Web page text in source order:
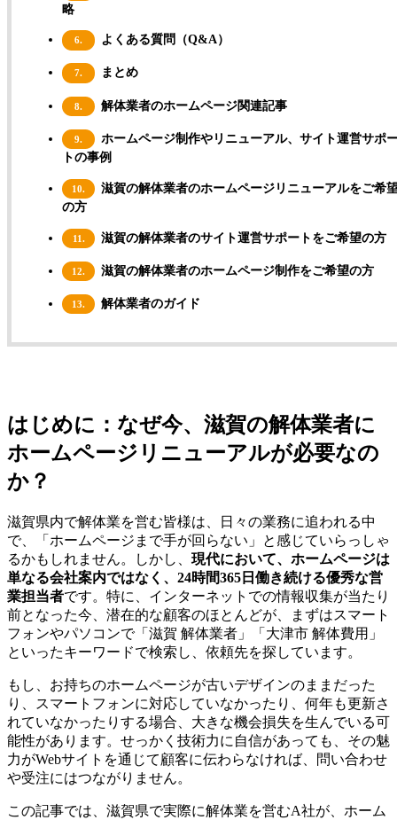
略
6. よくある質問（Q&A）
7. まとめ
8. 解体業者のホームページ関連記事
9.
ホームページ制作やリニューアル、サイト運営サポ
トの事例
10.
滋賀の解体業者のホームページリニューアルをご希
の方
11. 滋賀の解体業者のサイト運営サポートをご希望の方
12. 滋賀の解体業者のホームページ制作をご希望の方
13. 解体業者のガイド
はじめに：なぜ今、滋賀の解体業者に
ホームページリニューアルが必要なの
か？
滋賀県内で解体業を営む皆様は、日々の業務に追われる中
で、「ホームページまで手が回らない」と感じていらっしゃ
るかもしれません。しかし、 現代において、ホームページは
単なる会社案内ではなく、24時間365日働き続ける優秀な営
業担当者です。特に、インターネットでの情報収集が当たり
前となった今、潜在的な顧客のほとんどが、まずはスマート
フォンやパソコンで「滋賀 解体業者」「大津市 解体費用」
といったキーワードで検索し、依頼先を探しています。
もし、お持ちのホームページが古いデザインのままだった
り、スマートフォンに対応していなかったり、何年も更新さ
れていなかったりする場合、大きな機会損失を生んでいる可
能性があります。せっかく技術力に自信があっても、その魅
力がWebサイトを通じて顧客に伝わらなければ、問い合わせ
や受注にはつながりません。
この記事では、滋賀県で実際に解体業を営むA社が、ホーム